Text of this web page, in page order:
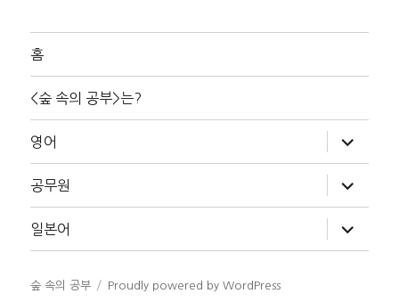
홈
<숲 속의 공부>는?
영어
위
메
확
장
공무원
위
메
확
장
일본어
위
메
숲 속의 공부 Proudly powered by WordPress